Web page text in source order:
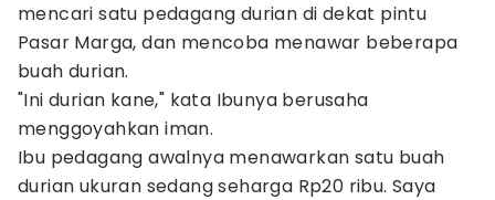
mencari satu pedagang durian di dekat pintu
Pasar Marga, dan mencoba menawar beberapa
buah durian.
"Ini durian kane," kata Ibunya berusaha
menggoyahkan iman.
Ibu pedagang awalnya menawarkan satu buah
durian ukuran sedang seharga Rp20 ribu. Saya